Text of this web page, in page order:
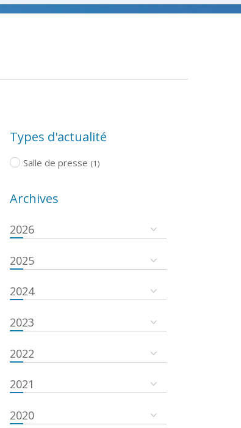
Types d'actualité
Salle de presse (1)
Archives
2026
2025
2024
2023
2022
2021
2020